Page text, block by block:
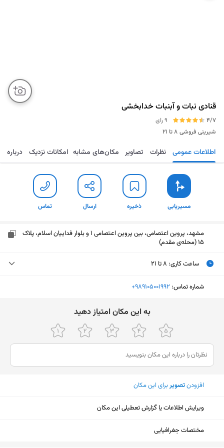
قنادی نبات و آبنبات خدابخشی
4/7
9 رای
شیرینی فروشی ۸ تا ۲۱
مسیریابی ذخیره ارسال تماس اطلاعات عمومی نظرات تصاویر مکان‌های مشابه امکانات نزدیک درباره
مسیریابی ذخیره ارسال تماس
مشهد، پروین اعتصامی، بین پروین اعتصامی 1 و بلوار فداییان اسلام، پلاک
15 (محله‌ی مقدم)
ساعت کاری: ۸ تا ۲۱
یکشنبه (امروز)
چهارشنبه
۸ تا ۲۱
پنجشنبه
۸ تا ۲۱
جمعه
شنبه
شماره تماس: ‎+989105001992
ﺑﻪ اﯾﻦ ﻣﮑﺎن اﻣﺘﯿﺎز دﻫﯿﺪ
افزودنتصویربرای این مکان
ویرایش اطلاعات یا گزارش تعطیلی این مکان
مختصات جغرافیایی